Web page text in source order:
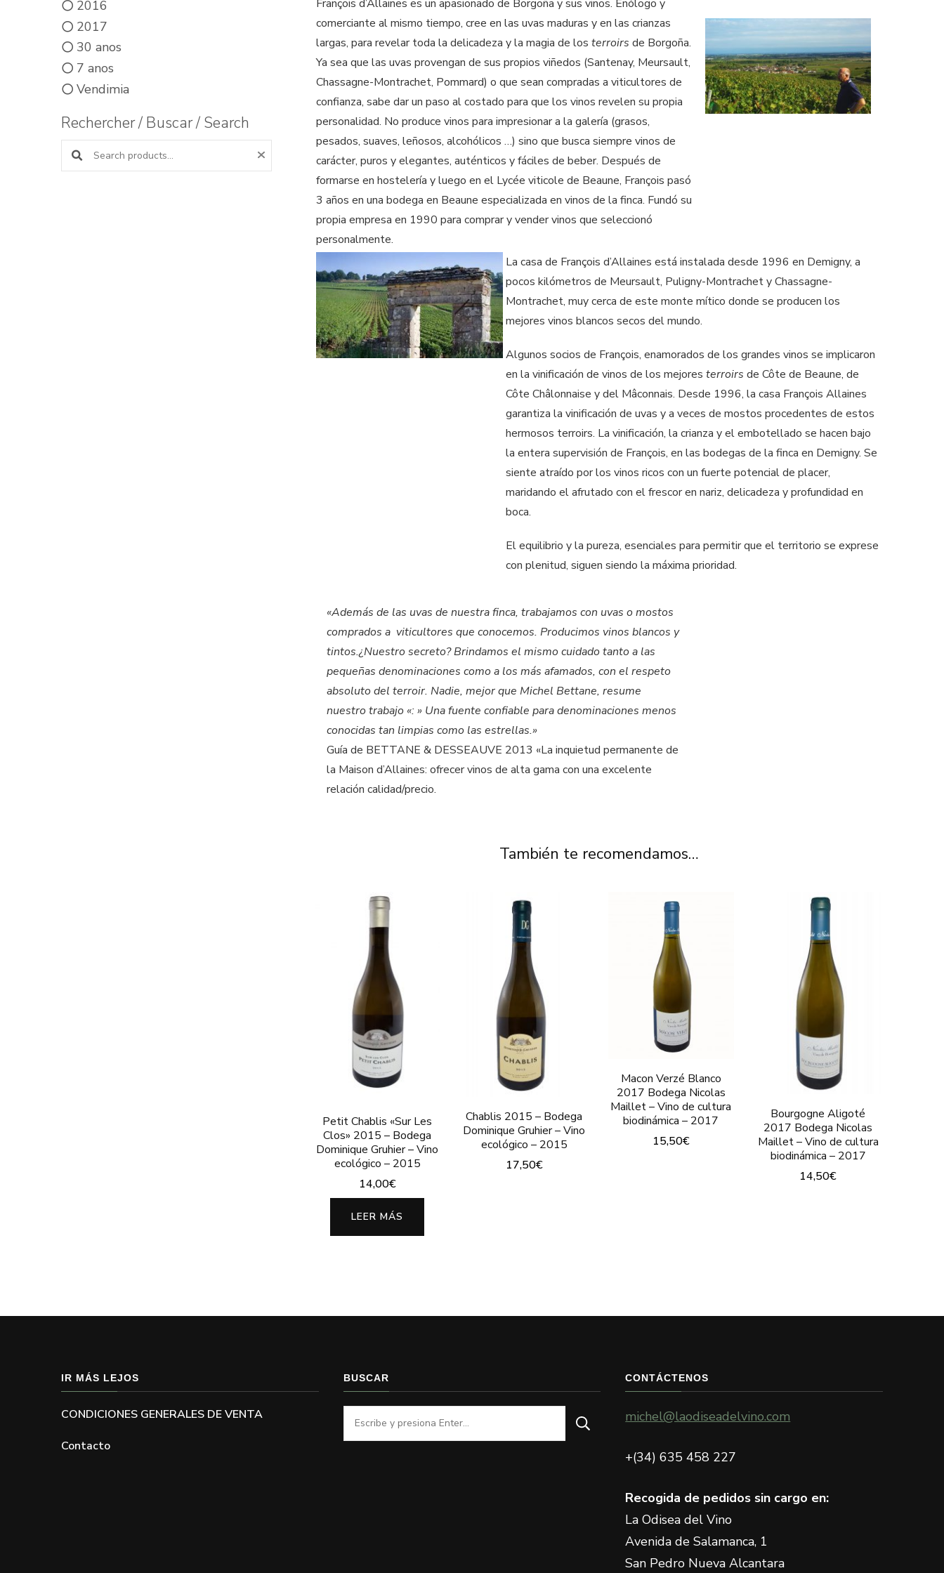
François d’Allaines es un apasionado de Borgoña y sus vinos. Enólogo y
comerciante al mismo tiempo, cree en las uvas maduras y en las crianzas
largas, para revelar toda la delicadeza y la magia de los terroirs de Borgoña.
Ya sea que las uvas provengan de sus propios viñedos (Santenay, Meursault,
Chassagne-Montrachet, Pommard) o que sean compradas a viticultores de
confianza, sabe dar un paso al costado para que los vinos revelen su propia
personalidad. No produce vinos para impresionar a la galería (grasos,
pesados, suaves, leñosos, alcohólicos …) sino que busca siempre vinos de
carácter, puros y elegantes, auténticos y fáciles de beber. Después de
formarse en hostelería y luego en el Lycée viticole de Beaune, François pasó
3 años en una bodega en Beaune especializada en vinos de la finca. Fundó su
propia empresa en 1990 para comprar y vender vinos que seleccionó
personalmente.
La casa de François d’Allaines está instalada desde 1996 en Demigny, a
pocos kilómetros de Meursault, Puligny-Montrachet y Chassagne-
Montrachet, muy cerca de este monte mítico donde se producen los
mejores vinos blancos secos del mundo.
Algunos socios de François, enamorados de los grandes vinos se implicaron
en la vinificación de vinos de los mejores terroirs de Côte de Beaune, de
Côte Châlonnaise y del Mâconnais. Desde 1996, la casa François Allaines
garantiza la vinificación de uvas y a veces de mostos procedentes de estos
hermosos terroirs. La vinificación, la crianza y el embotellado se hacen bajo
la entera supervisión de François, en las bodegas de la finca en Demigny. Se
siente atraído por los vinos ricos con un fuerte potencial de placer,
maridando el afrutado con el frescor en nariz, delicadeza y profundidad en
boca.
El equilibrio y la pureza, esenciales para permitir que el territorio se exprese
con plenitud, siguen siendo la máxima prioridad.
«Además de las uvas de nuestra finca, trabajamos con uvas o mostos
comprados a viticultores que conocemos. Producimos vinos blancos y
tintos.¿Nuestro secreto? Brindamos el mismo cuidado tanto a las
pequeñas denominaciones como a los más afamados, con el respeto
absoluto del terroir. Nadie, mejor que Michel Bettane, resume
nuestro trabajo «: » Una fuente confiable para denominaciones menos
conocidas tan limpias como las estrellas.»
Guía de BETTANE & DESSEAUVE 2013 «La inquietud permanente de
la Maison d’Allaines: ofrecer vinos de alta gama con una excelente
relación calidad/precio.
También te recomendamos…
Petit Chablis «Sur Les
Clos» 2015 – Bodega
Dominique Gruhier – Vino
ecológico – 2015
14,00€
LEER MÁS
Chablis 2015 – Bodega
Dominique Gruhier – Vino
ecológico – 2015
17,50€
Macon Verzé Blanco
2017 Bodega Nicolas
Maillet – Vino de cultura
biodinámica – 2017
15,50€
Bourgogne Aligoté
2017 Bodega Nicolas
Maillet – Vino de cultura
biodinámica – 2017
14,50€
2016
2017
30 anos
7 anos
Vendimia
Rechercher / Buscar / Search
Buscar productos:
IR MÁS LEJOS
CONDICIONES GENERALES DE VENTA
Contacto
BUSCAR
¿Buscas
algo?
CONTÁCTENOS
michel@laodiseadelvino.com
+(34) 635 458 227
Recogida de pedidos sin cargo en:
La Odisea del Vino
Avenida de Salamanca, 1
San Pedro Nueva Alcantara